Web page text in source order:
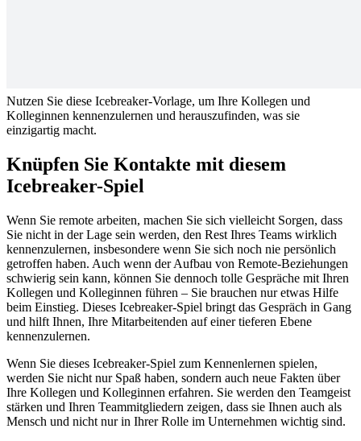
Nutzen Sie diese Icebreaker-Vorlage, um Ihre Kollegen und
Kolleginnen kennenzulernen und herauszufinden, was sie
einzigartig macht.
Knüpfen Sie Kontakte mit diesem
Icebreaker-Spiel
Wenn Sie remote arbeiten, machen Sie sich vielleicht Sorgen, dass
Sie nicht in der Lage sein werden, den Rest Ihres Teams wirklich
kennenzulernen, insbesondere wenn Sie sich noch nie persönlich
getroffen haben. Auch wenn der Aufbau von Remote-Beziehungen
schwierig sein kann, können Sie dennoch tolle Gespräche mit Ihren
Kollegen und Kolleginnen führen – Sie brauchen nur etwas Hilfe
beim Einstieg. Dieses Icebreaker-Spiel bringt das Gespräch in Gang
und hilft Ihnen, Ihre Mitarbeitenden auf einer tieferen Ebene
kennenzulernen.
Wenn Sie dieses Icebreaker-Spiel zum Kennenlernen spielen,
werden Sie nicht nur Spaß haben, sondern auch neue Fakten über
Ihre Kollegen und Kolleginnen erfahren. Sie werden den Teamgeist
stärken und Ihren Teammitgliedern zeigen, dass sie Ihnen auch als
Mensch und nicht nur in Ihrer Rolle im Unternehmen wichtig sind.